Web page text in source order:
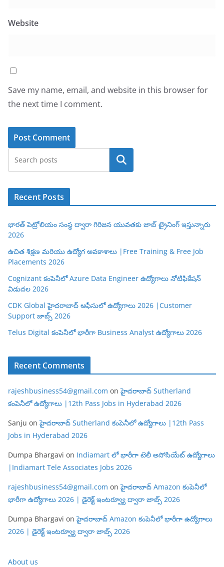
Website
Save my name, email, and website in this browser for
the next time I comment.
Search
Recent Posts
భారత్ పెట్రోలియం సంస్థ ద్వారా గిరిజన యువతకు జాబ్ ట్రైనింగ్ ఇస్తున్నారు
2026
ఉచిత శిక్షణ మరియు ఉద్యోగ అవకాశాలు |Free Training & Free Job
Placements 2026
Cognizant కంపెనీలో Azure Data Engineer ఉద్యోగాలు నోటిఫికేషన్
విడుదల 2026
CDK Global హైదరాబాద్ ఆఫీసులో ఉద్యోగాలు 2026 |Customer
Support జాబ్స్ 2026
Telus Digital కంపెనీలో భారీగా Business Analyst ఉద్యోగాలు 2026
Recent Comments
rajeshbusiness54@gmail.com onహైదరాబాద్ Sutherland
కంపెనీలో ఉద్యోగాలు |12th Pass Jobs in Hyderabad 2026
Sanju onహైదరాబాద్ Sutherland కంపెనీలో ఉద్యోగాలు |12th Pass
Jobs in Hyderabad 2026
Dumpa Bhargavi on Indiamart లో భారీగా టెలీ అసోసియేట్ ఉద్యోగాలు
|Indiamart Tele Associates Jobs 2026
rajeshbusiness54@gmail.com onహైదరాబాద్ Amazon కంపెనీలో
భారీగా ఉద్యోగాలు 2026 | డైరెక్ట్ ఇంటర్వ్యూ ద్వారా జాబ్స్ 2026
Dumpa Bhargavi onహైదరాబాద్ Amazon కంపెనీలో భారీగా ఉద్యోగాలు
2026 | డైరెక్ట్ ఇంటర్వ్యూ ద్వారా జాబ్స్ 2026
About us